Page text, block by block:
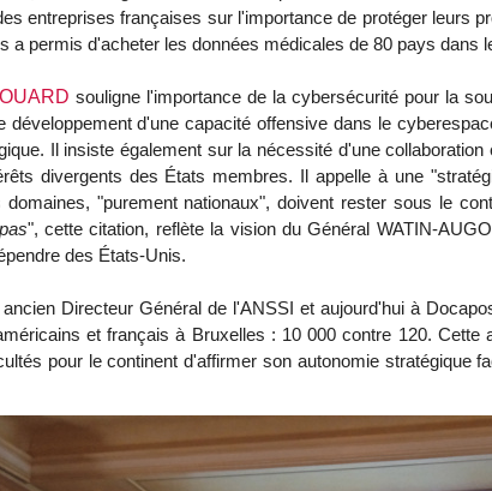
entreprises françaises sur l'importance de protéger leurs
a permis d'acheter les données médicales de 80 pays dans
souligne l'importance de la cybersécurité pour la
développement d'une capacité offensive dans le
Il insiste également sur la nécessité d'une
divergents des États membres. Il appelle à une
domaines, "purement nationaux", doivent rester sous le
", cette citation, reflète la vision du Général WATIN-
des États-Unis.
ancien Directeur Général de l'ANSSI et aujourd'hui à
et français à Bruxelles : 10 000 contre 120.
pour le continent d'affirmer son autonomie stratégique